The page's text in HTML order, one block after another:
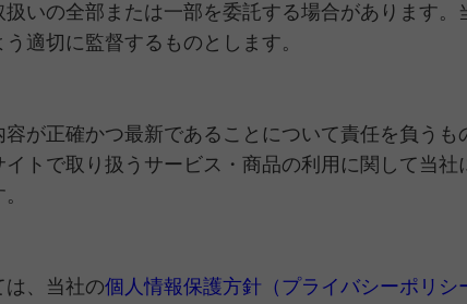
いの全部または一部を委託する場合があります
適切に監督するものとします。
が正確かつ最新であることについて責任を負う
トで取り扱うサービス・商品の利用に関して当
、当社の個人情報保護方針（プライバシーポリシ